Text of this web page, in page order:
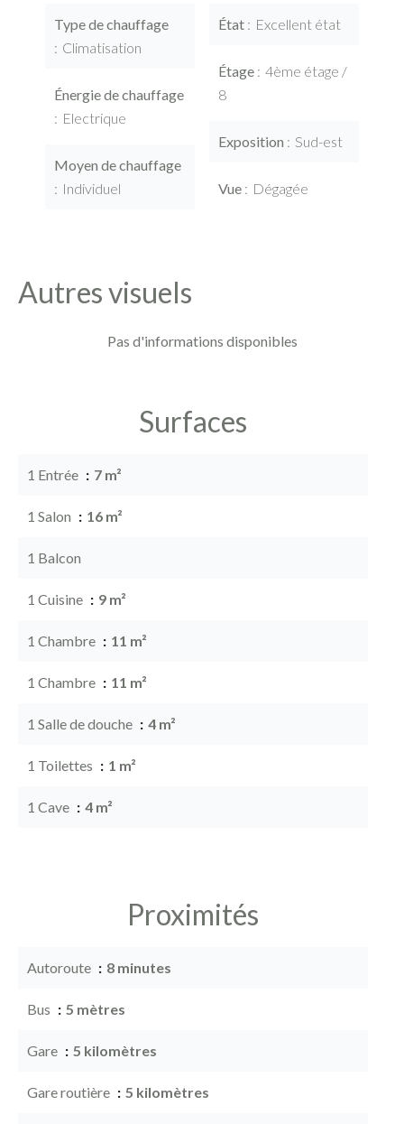
Type de chauffage
Climatisation
Énergie de chauffage
Electrique
Moyen de chauffage
Individuel
État Excellent état
Étage
4ème étage /
8
Exposition Sud-est
Vue Dégagée
Autres visuels
Pas d'informations disponibles
Surfaces
1 Entrée 7 m²
1 Salon 16 m²
1 Balcon
1 Cuisine 9 m²
1 Chambre 11 m²
1 Chambre 11 m²
1 Salle de douche 4 m²
1 Toilettes 1 m²
1 Cave 4 m²
Proximités
Autoroute 8 minutes
Bus 5 mètres
Gare 5 kilomètres
Gare routière 5 kilomètres